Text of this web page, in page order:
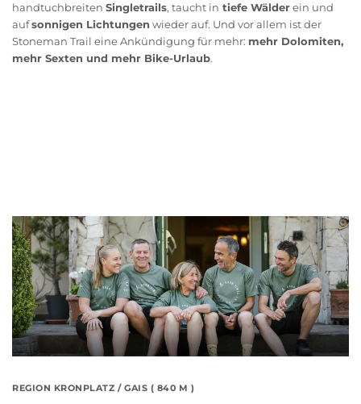
handtuchbreiten Singletrails, taucht in tiefe Wälderein und
aufsonnigen Lichtungen wieder auf. Und vor allem ist der
Stoneman Trail eine Ankündigung für mehr: mehr Dolomiten,
mehr Sexten und mehr Bike-Urlaub.
REGION KRONPLATZ / GAIS ( 840 M )